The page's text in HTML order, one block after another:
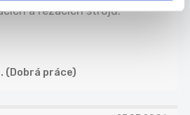
a řezacích strojů.
(Dobrá práce)